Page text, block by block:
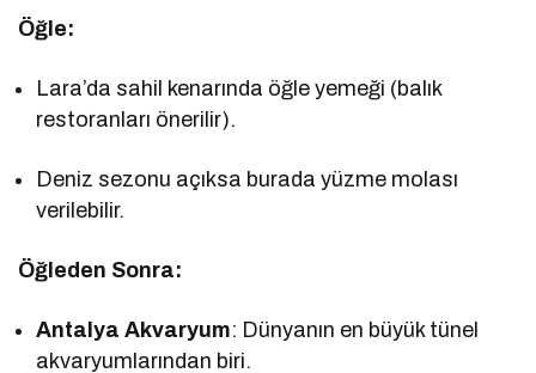
Öğle:
Lara’da sahil kenarında öğle yemeği (balık
restoranları önerilir).
Deniz sezonu açıksa burada yüzme molası
verilebilir.
Öğleden Sonra:
Antalya Akvaryum: Dünyanın en büyük tünel
akvaryumlarından biri.